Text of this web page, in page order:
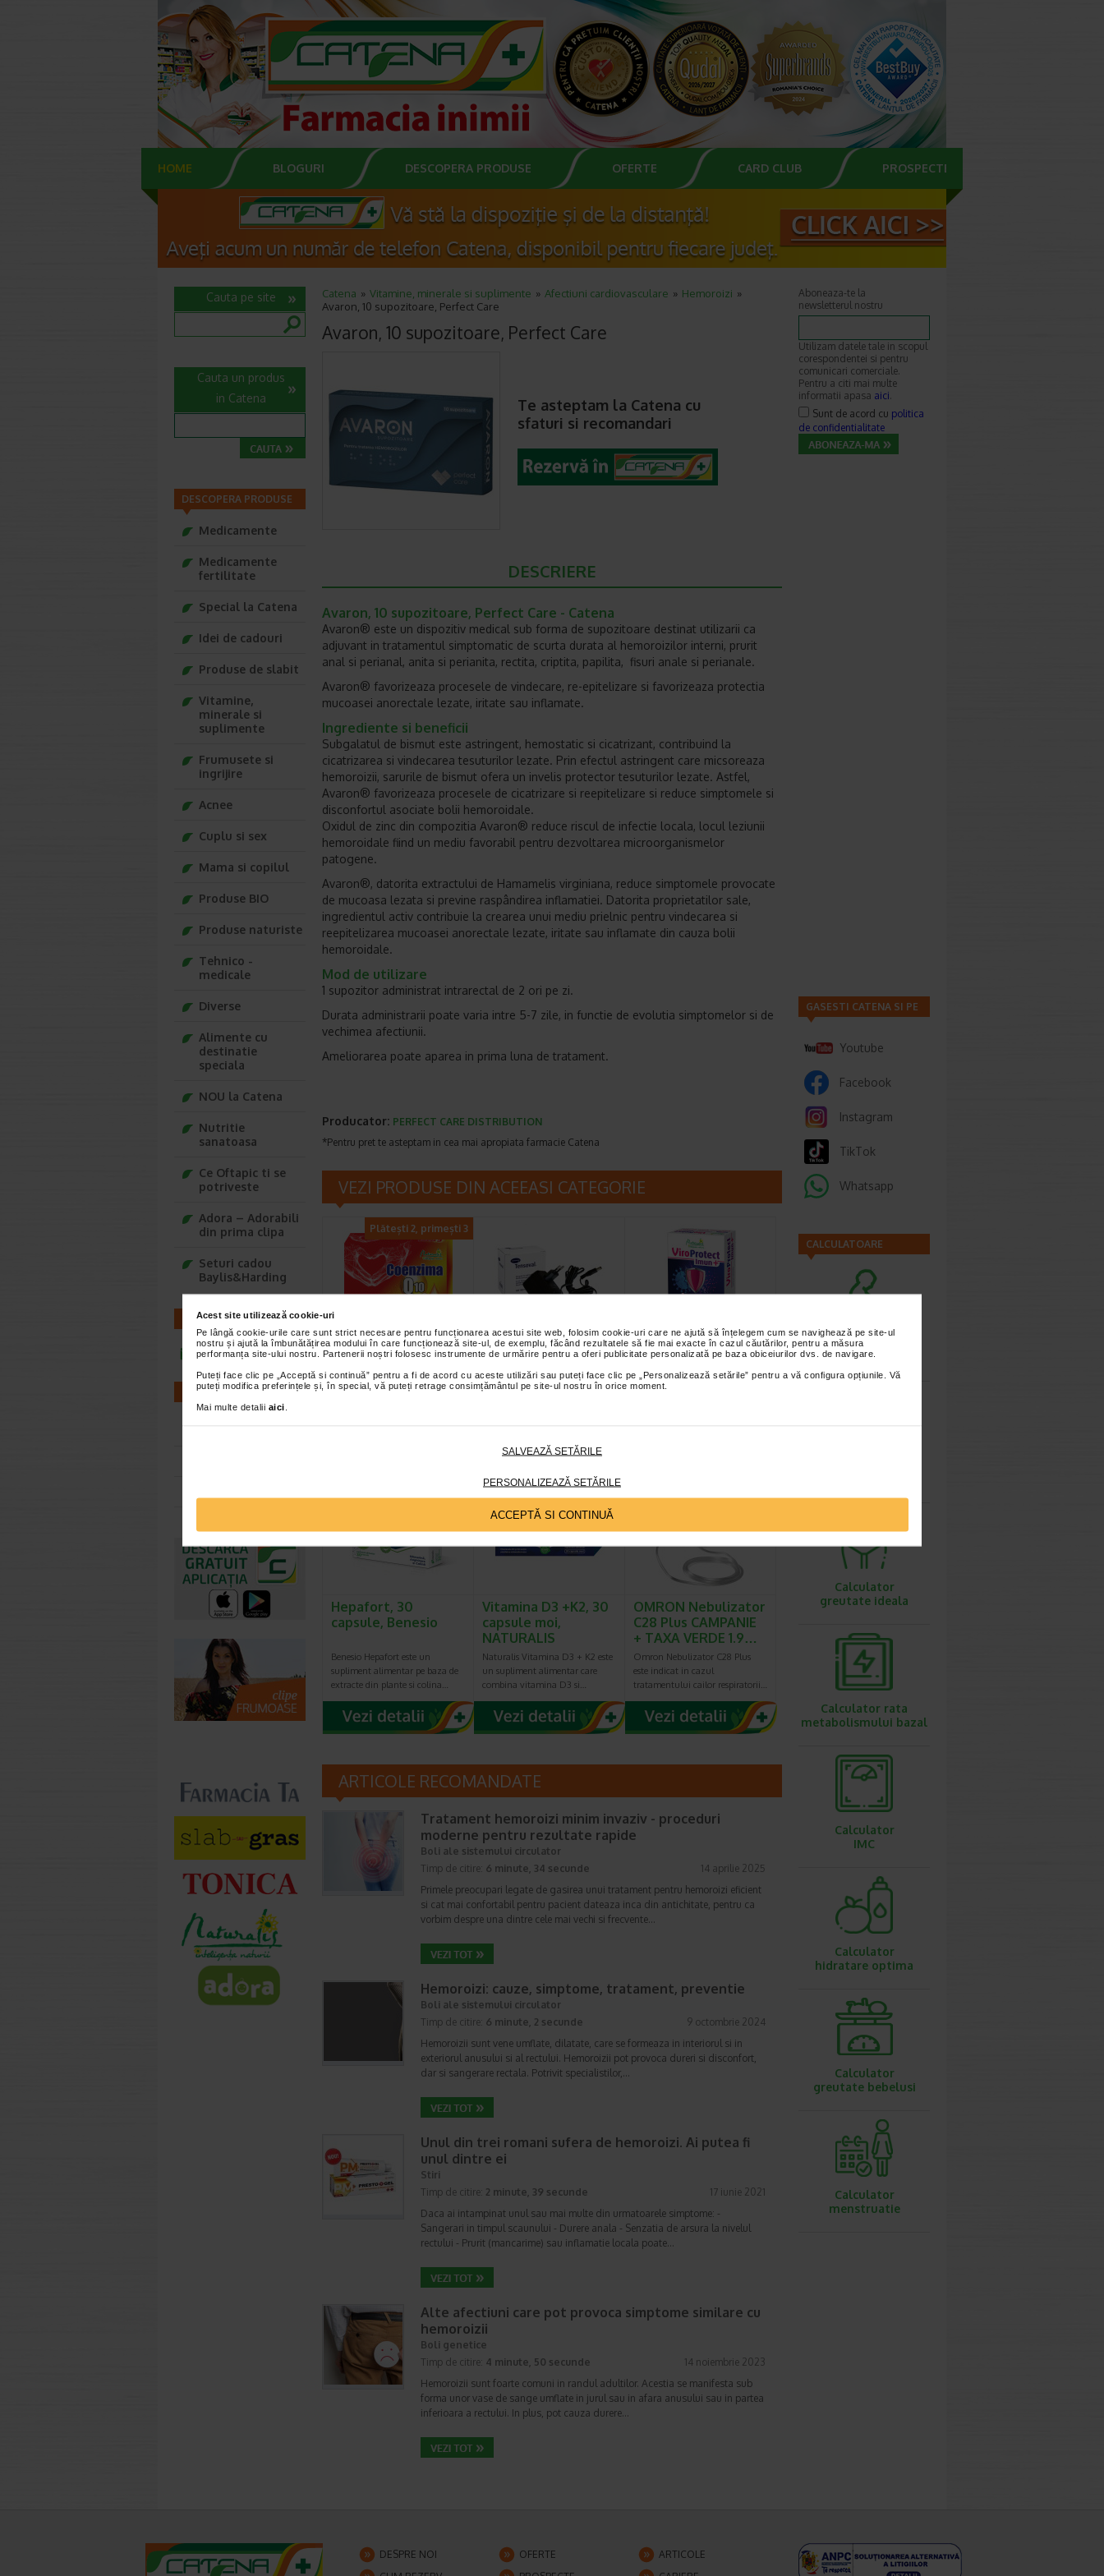
Acest site utilizează cookie-uri
Pe lângă cookie-urile care sunt strict necesare pentru funcționarea acestui site web, folosim cookie-uri care ne ajută să înțelegem cum se navighează pe site-ul
nostru și ajută la îmbunătățirea modului în care funcționează site-ul, de exemplu, făcând rezultatele să fie mai exacte în cazul căutărilor, pentru a măsura
performanța site-ului nostru. Partenerii noștri folosesc instrumente de urmărire pentru a oferi publicitate personalizată pe baza obiceiurilor dvs. de navigare.
Puteți face clic pe „Acceptă si continuă” pentru a fi de acord cu aceste utilizări sau puteți face clic pe „Personalizează setările” pentru a vă configura opțiunile. Vă
puteți modifica preferințele și, în special, vă puteți retrage consimțământul pe site-ul nostru în orice moment.
Mai multe detalii aici
SALVEAZĂ SETĂRILE
PERSONALIZEAZĂ SETĂRILE
ACCEPTĂ SI CONTINUĂ
HOME BLOGURI DESCOPERA PRODUSE OFERTE CARD CLUB PROSPECTE
Catena Vitamine, minerale si suplimente Afectiuni cardiovasculare
Hemoroizi
Avaron, 10 supozitoare, Perfect Care
Avaron, 10 supozitoare, Perfect Care
Te asteptam la Catena cu
sfaturi si recomandari
DESCRIERE
Avaron, 10 supozitoare, Perfect Care - Catena
Avaron® este un dispozitiv medical sub forma de supozitoare destinat utilizarii ca
adjuvant in tratamentul simptomatic de scurta durata al hemoroizilor interni, prurit
anal si perianal, anita si perianita, rectita, criptita, papilita, fisuri anale si perianale.
Avaron® favorizeaza procesele de vindecare, re-epitelizare si favorizeaza protectia
mucoasei anorectale lezate, iritate sau inflamate.
Ingrediente si beneficii
Subgalatul de bismut este astringent, hemostatic si cicatrizant, contribuind la
cicatrizarea si vindecarea tesuturilor lezate. Prin efectul astringent care micsoreaza
hemoroizii, sarurile de bismut ofera un invelis protector tesuturilor lezate. Astfel,
Avaron® favorizeaza procesele de cicatrizare si reepitelizare si reduce simptomele si
disconfortul asociate bolii hemoroidale.
Oxidul de zinc din compozitia Avaron® reduce riscul de infectie locala, locul leziunii
hemoroidale fiind un mediu favorabil pentru dezvoltarea microorganismelor
patogene.
Avaron®, datorita extractului de Hamamelis virginiana, reduce simptomele provocate
de mucoasa lezata si previne raspândirea inflamatiei. Datorita proprietatilor sale,
ingredientul activ contribuie la crearea unui mediu prielnic pentru vindecarea si
reepitelizarea mucoasei anorectale lezate, iritate sau inflamate din cauza bolii
hemoroidale.
Mod de utilizare
1 supozitor administrat intrarectal de 2 ori pe zi.
Durata administrarii poate varia intre 5-7 zile, in functie de evolutia simptomelor si de
vechimea afectiunii.
Ameliorarea poate aparea in prima luna de tratament.
Producator: PERFECT CARE DISTRIBUTION
*Pentru pret te asteptam in cea mai apropiata farmacie Catena
VEZI PRODUSE DIN ACEEASI CATEGORIE
Plătești 2, primești 3
Coenzima Q10 +
Omega 3, 30
capsule, Naturalis
HartMann Tensoval
tensiometru x…
ViroProtect Imun, 10
capsule, NATURALIS
Hepafort, 30
capsule, Benesio
Benesio Hepafort este un
supliment alimentar pe baza de
extracte din plante si colina…
Vitamina D3 +K2, 30
capsule moi,
NATURALIS
Naturalis Vitamina D3 + K2 este
un supliment alimentar care
combina vitamina D3 si…
OMRON Nebulizator
C28 Plus CAMPANIE
+ TAXA VERDE 1.9…
Omron Nebulizator C28 Plus
este indicat in cazul
tratamentului cailor respiratorii…
ARTICOLE RECOMANDATE
Tratament hemoroizi minim invaziv - proceduri
moderne pentru rezultate rapide
Boli ale sistemului circulator
Timp de citire: 6 minute, 34 secunde
14 aprilie 2025
Primele preocupari legate de gasirea unui tratament pentru hemoroizi eficient
si cat mai confortabil pentru pacient dateaza inca din antichitate, pentru ca
vorbim despre una dintre cele mai vechi si frecvente…
Hemoroizi: cauze, simptome, tratament, preventie
Boli ale sistemului circulator
Timp de citire: 6 minute, 2 secunde
9 octombrie 2024
Hemoroizii sunt vene umflate, dilatate, care se formeaza in interiorul si in
exteriorul anusului si al rectului. Hemoroizii pot provoca dureri si disconfort,
dar si sangerare rectala. Potrivit specialistilor,…
Unul din trei romani sufera de hemoroizi. Ai putea fi
unul dintre ei
Stiri
Timp de citire: 2 minute, 39 secunde
17 iunie 2021
Daca ai intampinat unul sau mai multe din urmatoarele simptome: -
Sangerari in timpul scaunului - Durere anala - Senzatia de arsura la nivelul
rectului - Prurit (mancarime) sau inflamatie locala poate…
Alte afectiuni care pot provoca simptome similare cu
hemoroizii
Boli genetice
Timp de citire: 4 minute, 50 secunde
14 noiembrie 2023
Hemoroizii sunt foarte comuni in randul adultilor. Acestia se manifesta sub
forma unor vase de sange umflate in jurul sau in afara anusului sau in partea
inferioara a rectului. In plus, pot cauza durere…
Cauta pe site
Cauta un produs
in Catena
DESCOPERA PRODUSE
Medicamente
Medicamente
fertilitate
Special la Catena
Idei de cadouri
Produse de slabit
Vitamine,
minerale si
suplimente
Frumusete si
ingrijire
Acnee
Cuplu si sex
Mama si copilul
Produse BIO
Produse naturiste
Tehnico -
medicale
Diverse
Alimente cu
destinatie
speciala
NOU la Catena
Nutritie
sanatoasa
Ce Oftapic ti se
potriveste
Adora – Adorabili
din prima clipa
Seturi cadou
Baylis&Harding
CONTACT
infoline@catena.ro
FARMACII
Aboneaza-te la
newsletterul nostru
Utilizam datele tale in scopul
corespondentei si pentru
comunicari comerciale.
Pentru a citi mai multe
informatii apasa aici.
Sunt de acord cu politica
de confidentialitate
GASESTI CATENA SI PE
Youtube
Facebook
Instagram
TikTok
Whatsapp
CALCULATOARE
Calculator
sarcina
Calculator
greutate ideala
Calculator rata
metabolismului bazal
Calculator
IMC
Calculator
hidratare optima
Calculator
greutate bebelusi
Calculator
menstruatie
DESPRE NOI OFERTE
ARTICOLE